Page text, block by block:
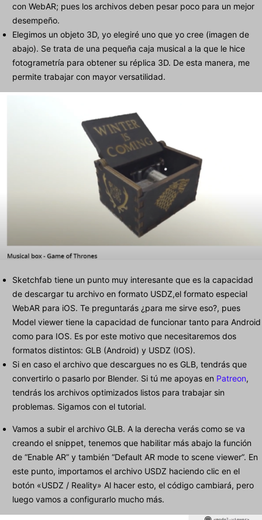
con WebAR; pues los archivos deben pesar poco para un mejor
desempeño.
Elegimos un objeto 3D, yo elegiré uno que yo cree (imagen de
abajo). Se trata de una pequeña caja musical a la que le hice
fotogrametría para obtener su réplica 3D. De esta manera, me
permite trabajar con mayor versatilidad.
Sketchfab tiene un punto muy interesante que es la capacidad
de descargar tu archivo en formato USDZ,el formato especial
WebAR para iOS. Te preguntarás ¿para me sirve eso?, pues
Model viewer tiene la capacidad de funcionar tanto para Android
como para IOS. Es por este motivo que necesitaremos dos
formatos distintos: GLB (Android) y USDZ (IOS).
Si en caso el archivo que descargues no es GLB, tendrás que
convertirlo o pasarlo por Blender. Si tú me apoyas en Patreon,
tendrás los archivos optimizados listos para trabajar sin
problemas. Sigamos con el tutorial.
Vamos a subir el archivo GLB. A la derecha verás como se va
creando el snippet, tenemos que habilitar más abajo la función
de “Enable AR” y también “Default AR mode to scene viewer”. En
este punto, importamos el archivo USDZ haciendo clic en el
botón «USDZ / Reality» Al hacer esto, el código cambiará, pero
luego vamos a configurarlo mucho más.